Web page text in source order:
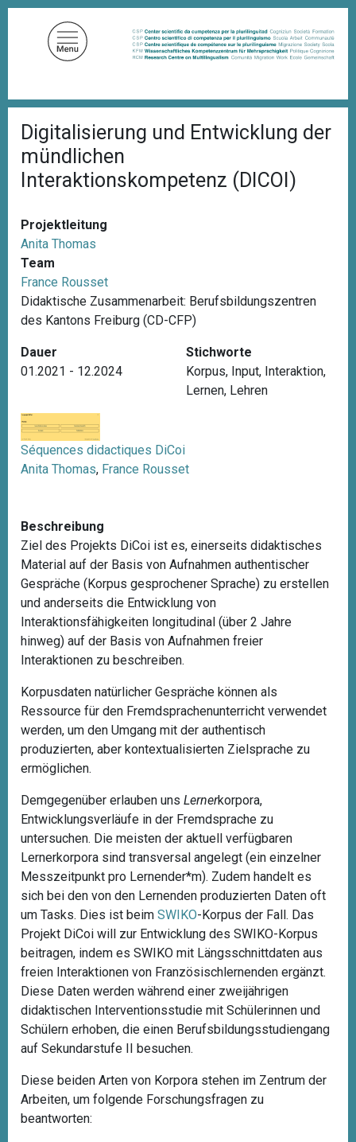
D
f
a
d
n
a
g
a
t
i
o
n
Digitalisierung und Entwicklung der
mündlichen
Interaktionskompetenz (DICOI)
Projektleitung
Anita Thomas
Team
France Rousset
Didaktische Zusammenarbeit: Berufsbildungszentren
des Kantons Freiburg (CD-CFP)
Dauer
01.2021 - 12.2024
Stichworte
Korpus, Input, Interaktion,
Lernen, Lehren
Séquences didactiques DiCoi
Anita Thomas, France Rousset
Beschreibung
Ziel des Projekts DiCoi ist es, einerseits didaktisches
Material auf der Basis von Aufnahmen authentischer
Gespräche (Korpus gesprochener Sprache) zu erstellen
und anderseits die Entwicklung von
Interaktionsfähigkeiten longitudinal (über 2 Jahre
hinweg) auf der Basis von Aufnahmen freier
Interaktionen zu beschreiben.
Korpusdaten natürlicher Gespräche können als
Ressource für den Fremdsprachenunterricht verwendet
werden, um den Umgang mit der authentisch
produzierten, aber kontextualisierten Zielsprache zu
ermöglichen.
Demgegenüber erlauben uns Lernerkorpora,
Entwicklungsverläufe in der Fremdsprache zu
untersuchen. Die meisten der aktuell verfügbaren
Lernerkorpora sind transversal angelegt (ein einzelner
Messzeitpunkt pro Lernender*m). Zudem handelt es
sich bei den von den Lernenden produzierten Daten oft
um Tasks. Dies ist beim SWIKO-Korpus der Fall. Das
Projekt DiCoi will zur Entwicklung des SWIKO-Korpus
beitragen, indem es SWIKO mit Längsschnittdaten aus
freien Interaktionen von Französischlernenden ergänzt.
Diese Daten werden während einer zweijährigen
didaktischen Interventionsstudie mit Schülerinnen und
Schülern erhoben, die einen Berufsbildungsstudiengang
auf Sekundarstufe II besuchen.
Diese beiden Arten von Korpora stehen im Zentrum der
Arbeiten, um folgende Forschungsfragen zu
beantworten: